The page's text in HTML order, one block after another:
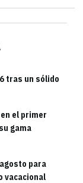
tras un sólido
el primer
gama
para
vacacional